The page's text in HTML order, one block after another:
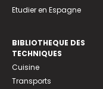
Etudier en Espagne
BIBLIOTHEQUE DES
TECHNIQUES
Cuisine
Transports